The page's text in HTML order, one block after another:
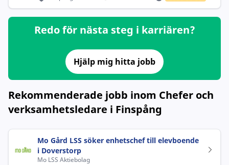
Redo för nästa steg i karriären?
Hjälp mig hitta jobb
Rekommenderade jobb inom Chefer och
verksamhetsledare i Finspång
Mo Gård LSS söker enhetschef till elevboende
i Doverstorp
Mo LSS Aktiebolag